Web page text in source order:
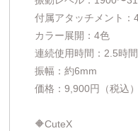
付属アタッチメント：
カラー展開：4色
連続使用時間：2.5時間
振幅：約6mm
価格：9,900円（税込）
🔶CuteX